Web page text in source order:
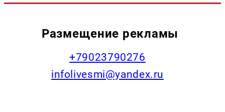
Размещение рекламы
+79023790276
infolivesmi@yandex.ru